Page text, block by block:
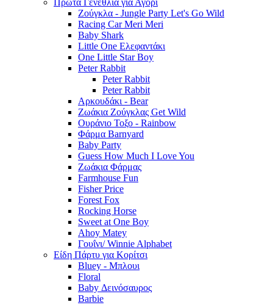
Ζούγκλα - Jungle Party Let's Go Wild
Racing Car Meri Meri
Baby Shark
Little One Ελεφαντάκι
One Little Star Boy
Peter Rabbit
Peter Rabbit
Peter Rabbit
Αρκουδάκι - Bear
Ζωάκια Ζούγκλας Get Wild
Ουράνιο Τοξο - Rainbow
Φάρμα Barnyard
Baby Party
Guess How Much I Love You
Ζωάκια Φάρμας
Farmhouse Fun
Fisher Price
Forest Fox
Rocking Horse
Sweet at One Boy
Ahoy Matey
Γουΐνι/ Winnie Alphabet
Είδη Πάρτυ για Κορίτσι
Bluey - Μπλουι
Floral
Baby Δεινόσαυρος
Barbie